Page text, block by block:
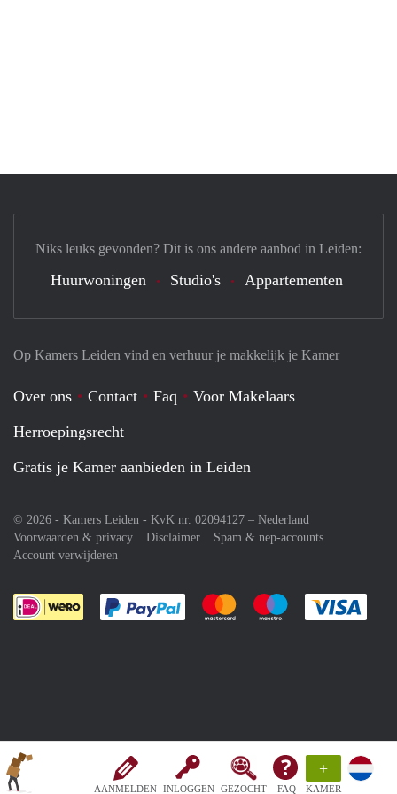
AANMELDEN INLOGGEN GEZOCHT FAQ
+
KAMER
Op Kamers Leiden vind en verhuur je makkelijk je Kamer
Over ons Contact Faq
Voor Makelaars
Herroepingsrecht
Gratis je Kamer aanbieden in Leiden
© 2026 - Kamers Leiden - KvK nr. 02094127 – Nederland
Voorwaarden & privacy
Disclaimer
Spam & nep-accounts
Account verwijderen
Je rekent gemakkelijk af met Paypal
Je rekent gemakkelijk af met
Je rekent
Niks leuks gevonden? Dit is ons andere aanbod in Leiden:
Huurwoningen Studio's Appartementen